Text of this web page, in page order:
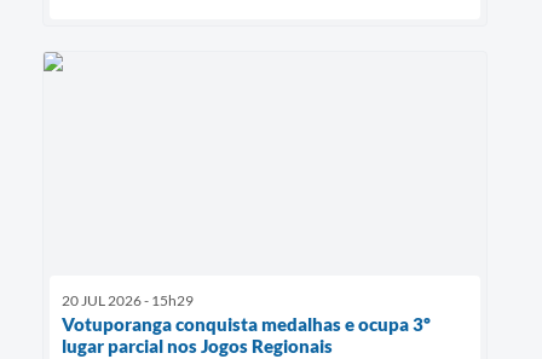
20 JUL 2026 - 15h29
Votuporanga conquista medalhas e ocupa 3º
lugar parcial nos Jogos Regionais